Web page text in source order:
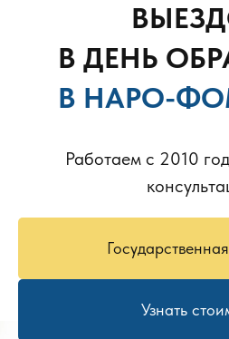
В ДЕНЬ
В НАРО-
Работаем с 2010
Узнать